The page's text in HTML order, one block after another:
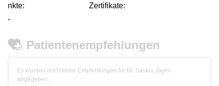
nkte:
Zertifikate:
-
Patientenempfehlungen
Es wurden noch keine Empfehlungen für Dr. Saskia Jäger
abgegeben.